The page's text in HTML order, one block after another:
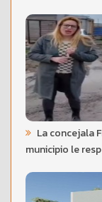
La concejala
municipio le